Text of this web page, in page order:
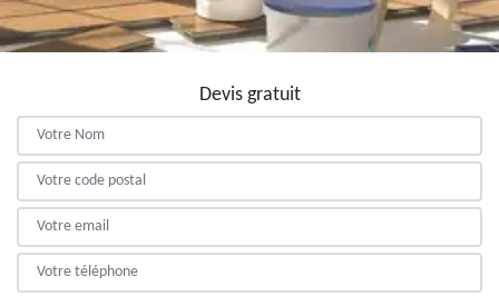
Devis gratuit